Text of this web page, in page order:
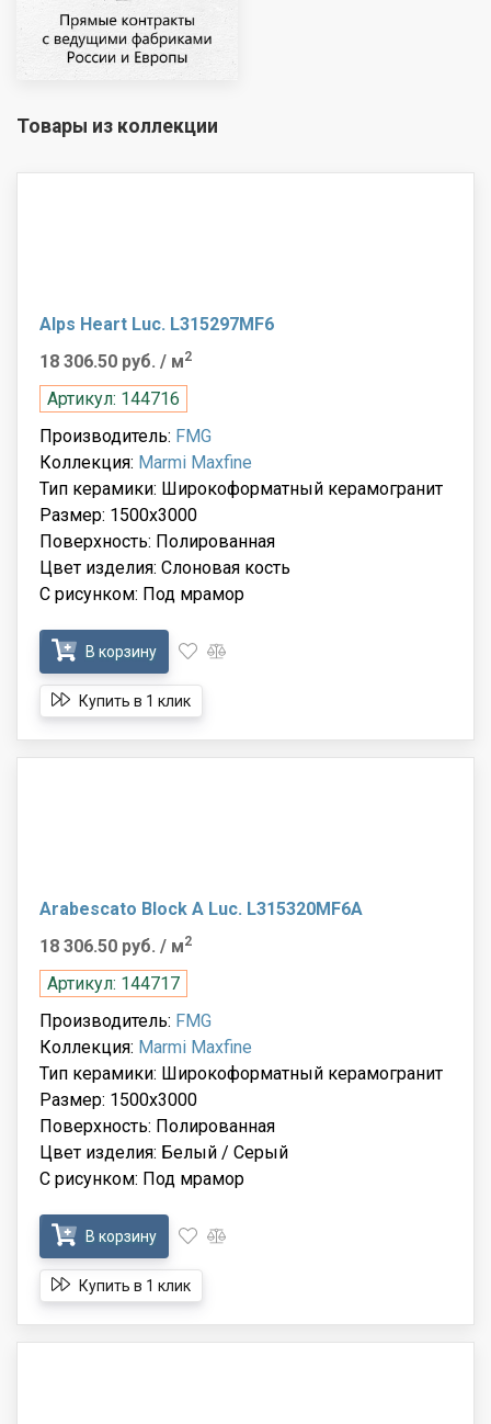
Товары из коллекции
Alps Heart Luc. L315297MF6
18 306.50 руб. / м2
Артикул: 144716
Производитель: FMG
Коллекция: Marmi Maxfine
Тип керамики: Широкоформатный керамогранит
Размер: 1500x3000
Поверхность: Полированная
Цвет изделия: Слоновая кость
С рисунком: Под мрамор
В корзину
Купить в 1 клик
Arabescato Block A Luc. L315320MF6A
18 306.50 руб. / м2
Артикул: 144717
Производитель: FMG
Коллекция: Marmi Maxfine
Тип керамики: Широкоформатный керамогранит
Размер: 1500x3000
Поверхность: Полированная
Цвет изделия: Белый / Серый
С рисунком: Под мрамор
В корзину
Купить в 1 клик